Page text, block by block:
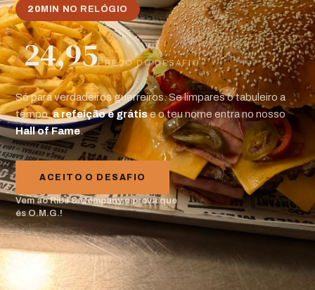
20 MIN NO RELÓGIO
€24,95PREÇO DO DESAFIO
Só para verdadeiros guerreiros. Se limpares o tabuleiro a
tempo,a refeição é grátise o teu nome entra no nosso
Hall of Fame.
ACEITO O DESAFIO
Vem ao Ribs & Company e prova que
és O.M.G.!